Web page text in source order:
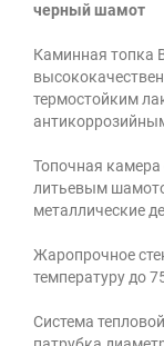
черный шамот
Каминная топка
термостойким
Топочная
литьевым
металлические
Жаропрочное
температуру до
Система